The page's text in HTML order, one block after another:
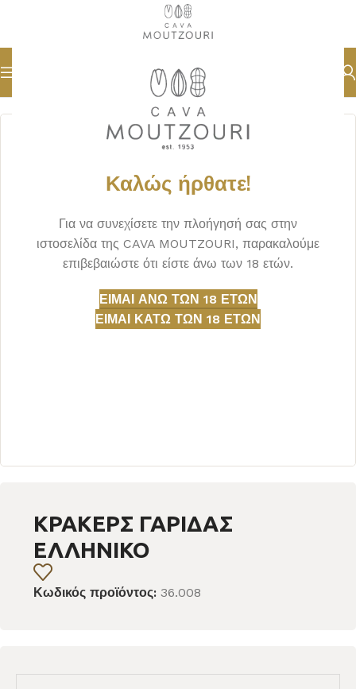
Καλώς ήρθατε!
Για να συνεχίσετε την πλοήγησή σας στην
ιστοσελίδα της CAVA MOUTZOURI, παρακαλούμε
επιβεβαιώστε ότι είστε άνω των 18 ετών.
ΕΊΜΑΙ ΆΝΩ ΤΩΝ 18 ΕΤΏΝ
ΕΊΜΑΙ ΚΆΤΩ ΤΩΝ 18 ΕΤΏΝ
Αρχική σελίδα ΞΗΡΟΙ ΚΑΡΠΟΙ ΔΙΑΦΟΡΑ
ΚΡΑΚΕΡΣ ΓΑΡΙΔΑΣ
ΕΛΛΗΝΙΚΟ
Κωδικός προϊόντος: 36.008